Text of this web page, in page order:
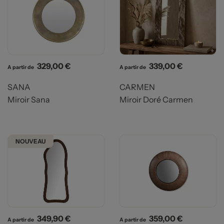
A partir de Prix
329,00 €
SANA
Miroir Sana
A partir de Prix
339,00 €
CARMEN
Miroir Doré Carmen
NOUVEAU
A partir de Prix
349,90 € A partir de Prix
359,00 €